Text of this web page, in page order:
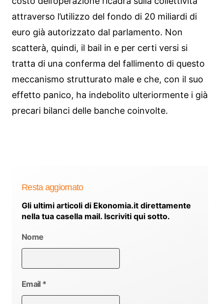
attraverso l’utilizzo del fondo di 20 miliardi di
euro già autorizzato dal parlamento. Non
scatterà, quindi, il bail in e per certi versi si
tratta di una conferma del fallimento di questo
meccanismo strutturato male e che, con il suo
effetto panico, ha indebolito ulteriormente i già
precari bilanci delle banche coinvolte.
Resta aggiornato
Gli ultimi articoli di Ekonomia.it direttamente
nella tua casella mail. Iscriviti qui sotto.
Nome
Email *